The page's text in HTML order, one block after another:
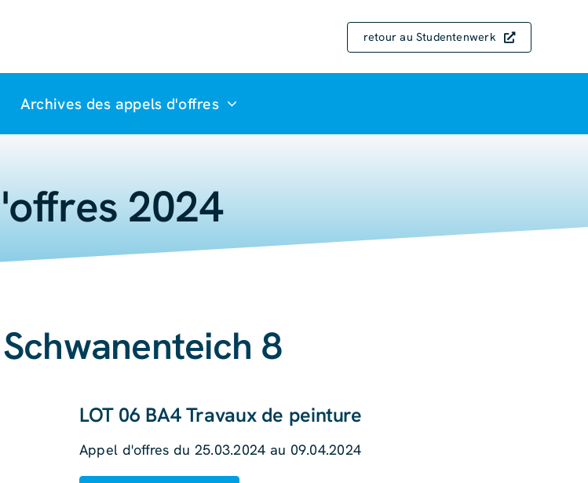
retour au Studentenwerk
Archives des appels d'offres
2024
8
LOT 06 BA4 Travaux de peinture
Appel d'offres du 25.03.2024 au 09.04.2024